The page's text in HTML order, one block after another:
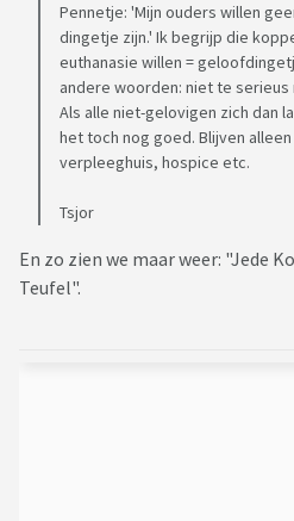
Pennetje: 'Mijn ouders willen
dingetje zijn.' Ik begrijp die
euthanasie willen =
andere woorden: niet te serieus
Als alle niet-gelovigen zich dan
het toch nog goed. Blijven
verpleeghuis, hospice etc.
Tsjor
En zo zien we maar weer: "Jede
Teufel".